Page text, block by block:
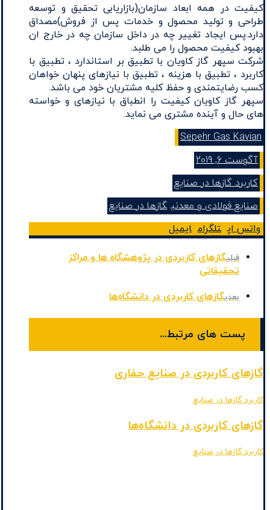
کیفیت در همه ابعاد سازمان(بازاریابی تحقیق و توسعه
طراحی و تولید محصول و خدمات پس از فروش)مصداق
دارد.پس ایجاد تغییر چه در داخل سازمان چه در خارج ان
بهبود کیفیت محصول را می طلبد.
شرکت سپهر گاز کاویان با تطبیق بر استاندارد ، تطبیق با
کاربرد ، تطبیق با هزینه ، تطبیق با نیازهای پنهان خواهان
کسب رضایتمندی و حفظ کلیه مشتریان خود می باشد.
سپهر گاز کاویان کیفیت را انطباق با نیازهای و خواسته
های حال و آینده مشتری می نماید.
Sepehr Gas Kavian
آگوست 6, 2019
کاربرد گازها در صنایع
صنایع فولادی و معدنی گازها در صنایع
واتس اپ تلگرام ایمیل
قبلیگازهای کاربردی در پژوهشگاه‌ ها و مراکز
تحقیقاتی
بعدیگازهای کاربردی در دانشگاه‌ها
پست های مرتبط...
گازهای کاربردی در صنایع حفاری
کاربرد گازها در صنایع
گازهای کاربردی در دانشگاه‌ها
کاربرد گازها در صنایع